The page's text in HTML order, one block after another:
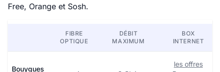
Free, Orange et Sosh.
FIBRE
OPTIQUE
DÉBIT
MAXIMUM
BOX
INTERNET
Bouygues
les offres